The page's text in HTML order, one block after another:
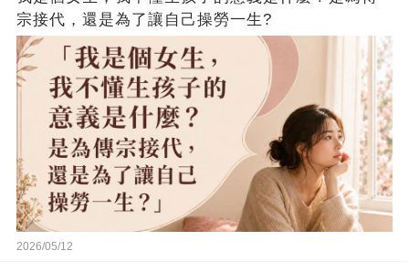
宗接代，還是為了讓自己操勞一生?
2026/05/12